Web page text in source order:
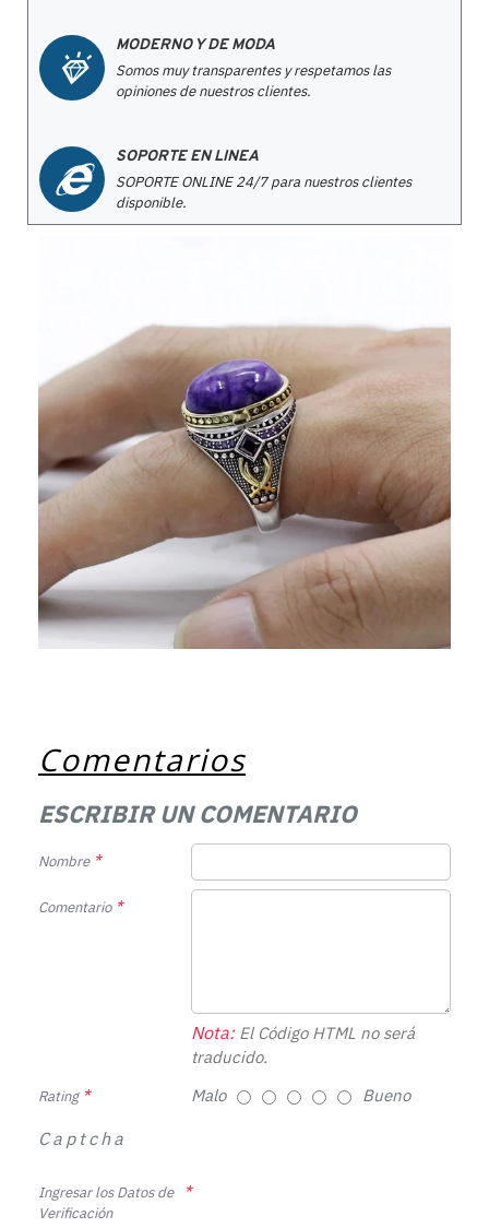
MODERNO Y DE MODA
Somos muy transparentes y respetamos las
opiniones de nuestros clientes.
SOPORTE EN LINEA
SOPORTE ONLINE 24/7 para nuestros clientes
disponible.
Comentarios
ESCRIBIR UN COMENTARIO
Nombre
Comentario
Nota:El Código HTML no será
traducido.
Rating Malo Bueno
Captcha
Ingresar los Datos de
Verificación